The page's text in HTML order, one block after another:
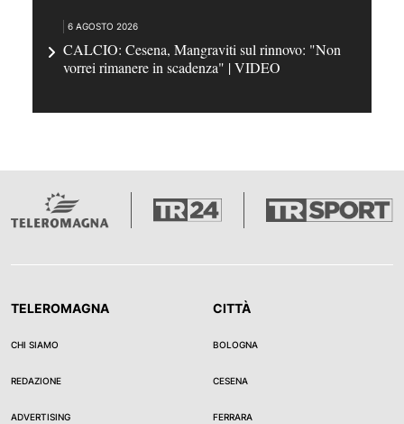
6 AGOSTO 2026
CALCIO: Cesena, Mangraviti sul rinnovo: "Non
vorrei rimanere in scadenza" | VIDEO
TELEROMAGNA
CHI SIAMO
REDAZIONE
ADVERTISING
CITTÀ
BOLOGNA
CESENA
FERRARA